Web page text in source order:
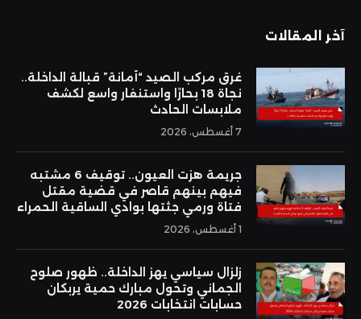
آخر المقالات
غرق مركب الصيد “أمانة” قبالة الداخلة..
نجاة 18 بحارًا واستنفار واسع لكشف
ملابسات الحادث
7 أغسطس، 2026
جريمة هزت العيون.. توقيف 6 مشتبه
فيهم بينهم قاصر في قضية مقتل
فتاة ورمي جثتها بوادي الساقية الحمراء
1 أغسطس، 2026
زلزال سياسي يهز الداخلة.. ظهور صلوح
الجماني وتحول مبارك حمية يربكان
حسابات انتخابات 2026